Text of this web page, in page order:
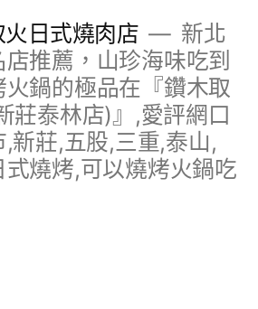
日式燒肉店
新北
推薦，山珍海味吃到
鍋的極品在『鑽木取
莊泰林店)』,愛評網口
新莊,五股,三重,泰山,
燒烤,可以燒烤火鍋吃